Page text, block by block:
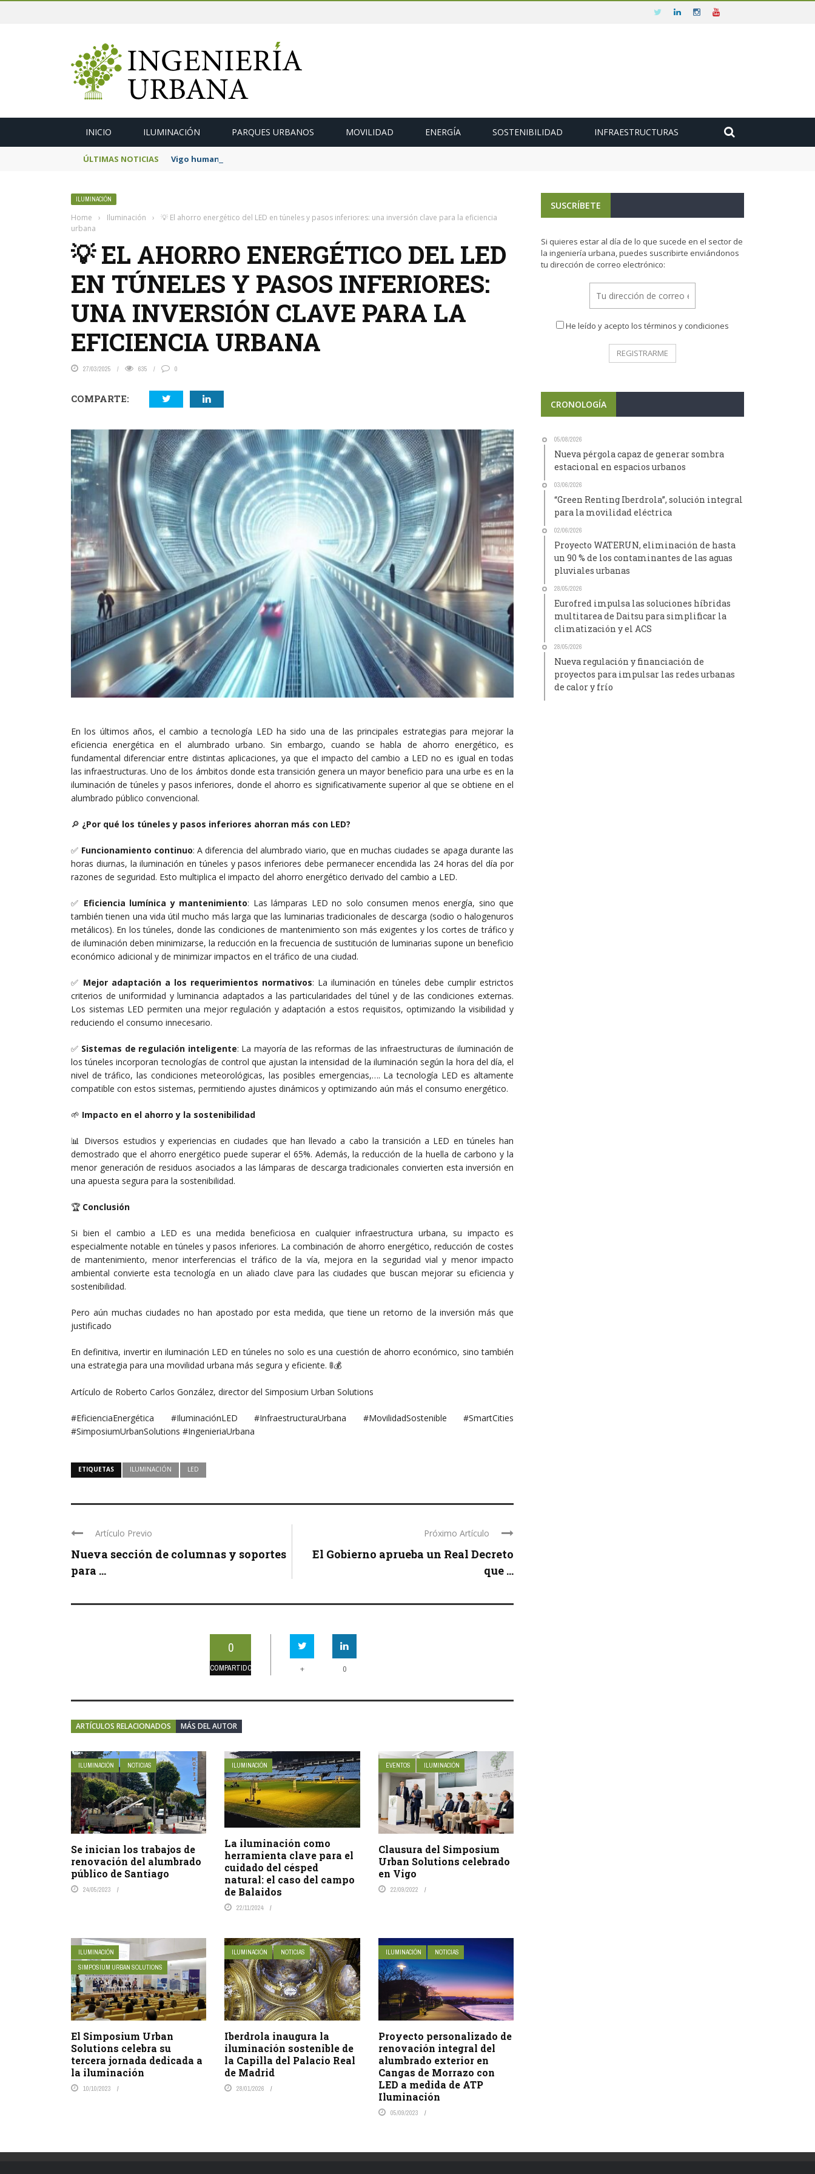
INICIO ILUMINACIÓN PARQUES URBANOS MOVILIDAD ENERGÍA SOSTENIBILIDAD INFRAESTRUCTURAS
ÚLTIMAS NOTICIAS Vigo humanizará los accesos a la Ermida da Guía
ILUMINACIÓN
Home › Iluminación ›
💡 El ahorro energético del LED en túneles y pasos inferiores: una inversión clave para la eficiencia
urbana
💡 EL AHORRO ENERGÉTICO DEL LED
EN TÚNELES Y PASOS INFERIORES:
UNA INVERSIÓN CLAVE PARA LA
EFICIENCIA URBANA
27/03/2025 635 0
COMPARTE:
En los últimos años, el cambio a tecnología LED ha sido una de las principales estrategias para mejorar la
eficiencia energética en el alumbrado urbano. Sin embargo, cuando se habla de ahorro energético, es
fundamental diferenciar entre distintas aplicaciones, ya que el impacto del cambio a LED no es igual en todas
las infraestructuras. Uno de los ámbitos donde esta transición genera un mayor beneficio para una urbe es en la
iluminación de túneles y pasos inferiores, donde el ahorro es significativamente superior al que se obtiene en el
alumbrado público convencional.
🔎 ¿Por qué los túneles y pasos inferiores ahorran más con LED?
✅ Funcionamiento continuo: A diferencia del alumbrado viario, que en muchas ciudades se apaga durante las
horas diurnas, la iluminación en túneles y pasos inferiores debe permanecer encendida las 24 horas del día por
razones de seguridad. Esto multiplica el impacto del ahorro energético derivado del cambio a LED.
✅ Eficiencia lumínica y mantenimiento: Las lámparas LED no solo consumen menos energía, sino que
también tienen una vida útil mucho más larga que las luminarias tradicionales de descarga (sodio o halogenuros
metálicos). En los túneles, donde las condiciones de mantenimiento son más exigentes y los cortes de tráfico y
de iluminación deben minimizarse, la reducción en la frecuencia de sustitución de luminarias supone un beneficio
económico adicional y de minimizar impactos en el tráfico de una ciudad.
✅ Mejor adaptación a los requerimientos normativos: La iluminación en túneles debe cumplir estrictos
criterios de uniformidad y luminancia adaptados a las particularidades del túnel y de las condiciones externas.
Los sistemas LED permiten una mejor regulación y adaptación a estos requisitos, optimizando la visibilidad y
reduciendo el consumo innecesario.
✅ Sistemas de regulación inteligente: La mayoría de las reformas de las infraestructuras de iluminación de
los túneles incorporan tecnologías de control que ajustan la intensidad de la iluminación según la hora del día, el
nivel de tráfico, las condiciones meteorológicas, las posibles emergencias,…. La tecnología LED es altamente
compatible con estos sistemas, permitiendo ajustes dinámicos y optimizando aún más el consumo energético.
🌱 Impacto en el ahorro y la sostenibilidad
📊 Diversos estudios y experiencias en ciudades que han llevado a cabo la transición a LED en túneles han
demostrado que el ahorro energético puede superar el 65%. Además, la reducción de la huella de carbono y la
menor generación de residuos asociados a las lámparas de descarga tradicionales convierten esta inversión en
una apuesta segura para la sostenibilidad.
🏆 Conclusión
Si bien el cambio a LED es una medida beneficiosa en cualquier infraestructura urbana, su impacto es
especialmente notable en túneles y pasos inferiores. La combinación de ahorro energético, reducción de costes
de mantenimiento, menor interferencias el tráfico de la vía, mejora en la seguridad vial y menor impacto
ambiental convierte esta tecnología en un aliado clave para las ciudades que buscan mejorar su eficiencia y
sostenibilidad.
Pero aún muchas ciudades no han apostado por esta medida, que tiene un retorno de la inversión más que
justificado
En definitiva, invertir en iluminación LED en túneles no solo es una cuestión de ahorro económico, sino también
una estrategia para una movilidad urbana más segura y eficiente. 🚦💰
Artículo de Roberto Carlos González, director del Simposium Urban Solutions
#EficienciaEnergética #IluminaciónLED #InfraestructuraUrbana #MovilidadSostenible #SmartCities
#SimposiumUrbanSolutions #IngenieriaUrbana
ETIQUETAS ILUMINACIÓN LED
Artículo Previo
Nueva sección de columnas y soportes
para ...
Próximo Artículo
El Gobierno aprueba un Real Decreto
que ...
0
COMPARTIDO + 0
ARTÍCULOS RELACIONADOS MÁS DEL AUTOR
ILUMINACIÓN NOTICIAS
Se inician los trabajos de
renovación del alumbrado
público de Santiago
24/05/2023
ILUMINACIÓN
La iluminación como
herramienta clave para el
cuidado del césped
natural: el caso del campo
de Balaidos
22/11/2024
EVENTOS ILUMINACIÓN
Clausura del Simposium
Urban Solutions celebrado
en Vigo
22/09/2022
ILUMINACIÓN
SIMPOSIUM URBAN SOLUTIONS
El Simposium Urban
Solutions celebra su
tercera jornada dedicada a
la iluminación
10/10/2023
ILUMINACIÓN NOTICIAS
Iberdrola inaugura la
iluminación sostenible de
la Capilla del Palacio Real
de Madrid
28/01/2026
ILUMINACIÓN NOTICIAS
Proyecto personalizado de
renovación integral del
alumbrado exterior en
Cangas de Morrazo con
LED a medida de ATP
Iluminación
05/09/2023
SUSCRÍBETE
Si quieres estar al día de lo que sucede en el sector de
la ingeniería urbana, puedes suscribirte enviándonos
tu dirección de correo electrónico:
He leído y acepto los términos y condiciones
CRONOLOGÍA
05/08/2026
Nueva pérgola capaz de generar sombra
estacional en espacios urbanos
03/06/2026
“Green Renting Iberdrola”, solución integral
para la movilidad eléctrica
02/06/2026
Proyecto WATERUN, eliminación de hasta
un 90 % de los contaminantes de las aguas
pluviales urbanas
28/05/2026
Eurofred impulsa las soluciones híbridas
multitarea de Daitsu para simplificar la
climatización y el ACS
28/05/2026
Nueva regulación y financiación de
proyectos para impulsar las redes urbanas
de calor y frío